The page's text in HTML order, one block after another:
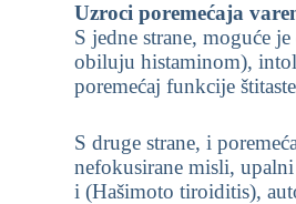
Uzroci poremećaja
S jedne strane, moguće
obiluju histaminom),
poremećaj funkcije
S druge strane, i
nefokusirane misli,
i (Hašimoto tiroiditis),